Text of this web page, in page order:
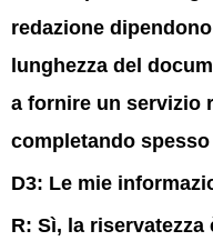
redazione
lunghezza del
a fornire un servizio
completando
D3: Le mie
R: Sì, la